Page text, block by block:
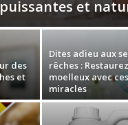
et
des
et
Dites adieu aux
rêches :
moelleux avec
miracles